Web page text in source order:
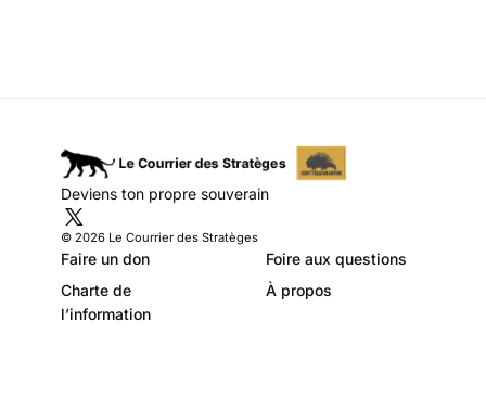
Deviens ton propre souverain
© 2026 Le Courrier des Stratèges
Faire un don
Foire aux questions
Charte de
l’information
À propos